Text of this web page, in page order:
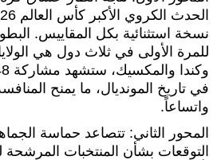
نسخة استثنائية بكل المقاييس.
للمرة الأولى في ثلاث دول هي
في تاريخ المونديال، ما يمنح
واتساعاً.
المحور الثاني: تتصاعد حماسة
التوقعات بشأن المنتخبات المرشحة